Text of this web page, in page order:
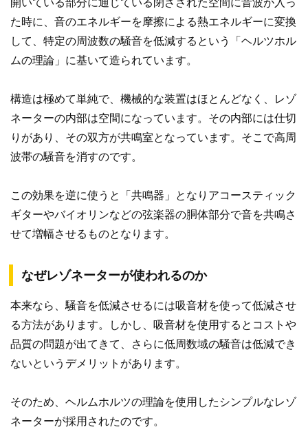
開いている部分に通じている閉ざされた空間に音波が入っ
た時に、音のエネルギーを摩擦による熱エネルギーに変換
して、特定の周波数の騒音を低減するという「ヘルツホル
ムの理論」に基いて造られています。
構造は極めて単純で、機械的な装置はほとんどなく、レゾ
ネーターの内部は空間になっています。その内部には仕切
りがあり、その双方が共鳴室となっています。そこで高周
波帯の騒音を消すのです。
この効果を逆に使うと「共鳴器」となりアコースティック
ギターやバイオリンなどの弦楽器の胴体部分で音を共鳴さ
せて増幅させるものとなります。
なぜレゾネーターが使われるのか
本来なら、騒音を低減させるには吸音材を使って低減させ
る方法があります。しかし、吸音材を使用するとコストや
品質の問題が出てきて、さらに低周数域の騒音は低減でき
ないというデメリットがあります。
そのため、ヘルムホルツの理論を使用したシンプルなレゾ
ネーターが採用されたのです。